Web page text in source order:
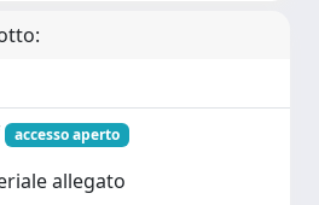
accesso aperto
allegato